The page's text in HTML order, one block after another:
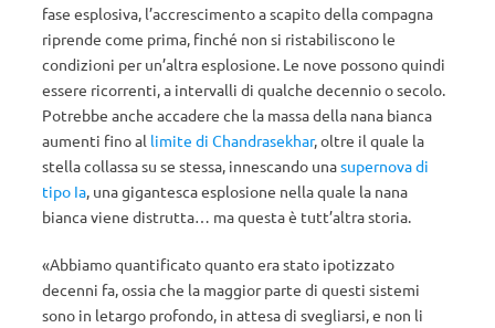
fase esplosiva, l’accrescimento a scapito della compagna
riprende come prima, finché non si ristabiliscono le
condizioni per un’altra esplosione. Le nove possono quindi
essere ricorrenti, a intervalli di qualche decennio o secolo.
Potrebbe anche accadere che la massa della nana bianca
aumenti fino al limite di Chandrasekhar, oltre il quale la
stella collassa su se stessa, innescando unasupernova di
tipo Ia, una gigantesca esplosione nella quale la nana
bianca viene distrutta… ma questa è tutt’altra storia.
«Abbiamo quantificato quanto era stato ipotizzato
decenni fa, ossia che la maggior parte di questi sistemi
sono in letargo profondo, in attesa di svegliarsi, e non li